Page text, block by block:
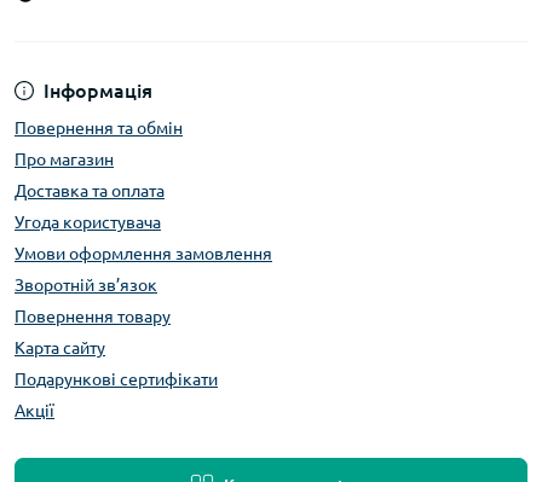
Інформація
Повернення та обмін
Про магазин
Доставка та оплата
Угода користувача
Умови оформлення замовлення
Зворотній зв’язок
Повернення товару
Карта сайту
Подарункові сертифікати
Акції